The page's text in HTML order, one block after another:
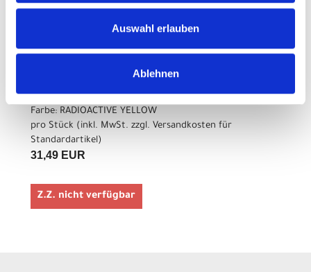
Auswahl erlauben
Ablehnen
Solstice S/M Radioactive
Yellow CE
Art.Nr. 592933
Farbe: RADIOACTIVE YELLOW
pro Stück (inkl. MwSt. zzgl. Versandkosten für
Standardartikel)
31,49 EUR
Z.Z. nicht verfügbar